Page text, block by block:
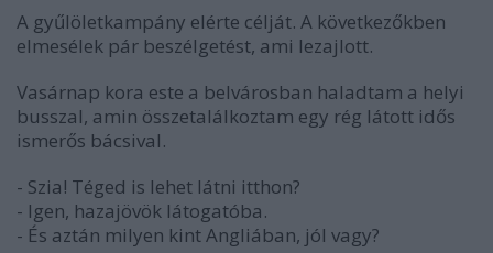
A gyűlöletkampány elérte célját. A következőkben
elmesélek pár beszélgetést, ami lezajlott.
Vasárnap kora este a belvárosban haladtam a helyi
busszal, amin összetalálkoztam egy rég látott idős
ismerős bácsival.
- Szia! Téged is lehet látni itthon?
- Igen, hazajövök látogatóba.
- És aztán milyen kint Angliában, jól vagy?